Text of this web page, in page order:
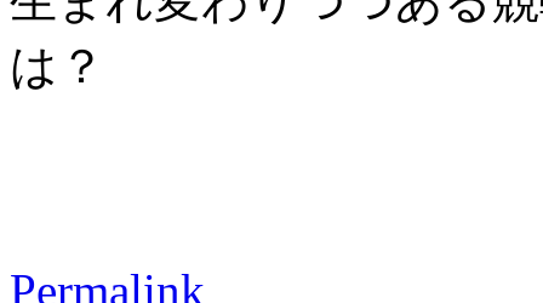
は？
Permalink